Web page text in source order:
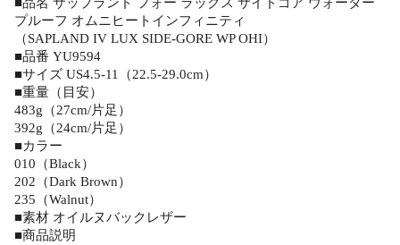
プルーフ オムニヒートインフィニティ
（SAPLAND IV LUX SIDE-GORE WP OHI）
■品番 YU9594
■サイズ US4.5-11（22.5-29.0cm）
■重量（目安）
483g（27cm/片足）
392g（24cm/片足）
■カラー
010（Black）
202（Dark Brown）
235（Walnut）
■素材 オイルヌバックレザー
■商品説明